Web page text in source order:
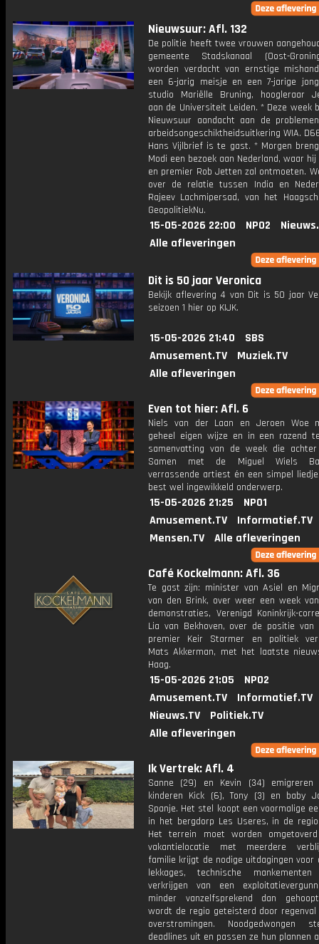
Nieuwsuur: Afl. 132
De politie heeft twee vrouwen
gemeente Stadskanaal (Oost-
worden verdacht van ernstige
een 6-jarig meisje en een 7-jarige
studio Mariëlle Bruning, hoogleraar
aan de Universiteit Leiden. * Deze week
Nieuwsuur aandacht aan de
arbeidsongeschiktheidsuitkering WIA.
Hans Vijlbrief is te gast. * Morgen
Modi een bezoek aan Nederland, waar
en premier Rob Jetten zal ontmoeten.
over de relatie tussen India en
Rajeev Lachmipersad, van het
GeopolitiekNu.
15-05-2026 22:00 NPO2
Alle afleveringen
Dit is 50 jaar Veronica
Bekijk aflevering 4 van Dit is 50 jaar
seizoen 1 hier op KIJK.
15-05-2026 21:40
SBS
Amusement.TV
Muziek.TV
Alle afleveringen
Even tot hier: Afl. 6
Niels van der Laan en Jeroen Woe
geheel eigen wijze en in een razend
samenvatting van de week die
Samen met de Miguel Wiels
verrassende artiest én een simpel
best wel ingewikkeld onderwerp.
15-05-2026 21:25
NPO1
Amusement.TV
Informatief.TV
Mensen.TV
Alle afleveringen
Café Kockelmann: Afl. 36
Te gast zijn: minister van Asiel en
van den Brink, over weer een week
demonstraties, Verenigd Koninkrijk-
Lia van Bekhoven, over de positie
premier Keir Starmer en politiek
Mats Akkerman, met het laatste
Haag.
15-05-2026 21:05
NPO2
Amusement.TV
Informatief.TV
Nieuws.TV
Politiek.TV
Alle afleveringen
Ik Vertrek: Afl. 4
Sanne (29) en Kevin (34)
kinderen Kick (6), Tony (3) en baby
Spanje. Het stel koopt een voormalige
in het bergdorp Les Useres, in de regio
Het terrein moet worden
vakantielocatie met meerdere
familie krijgt de nodige uitdagingen voor
lekkages, technische
verkrijgen van een
minder vanzelfsprekend dan
wordt de regio geteisterd door
overstromingen. Noodgedwongen
deadlines uit en passen ze hun plannen